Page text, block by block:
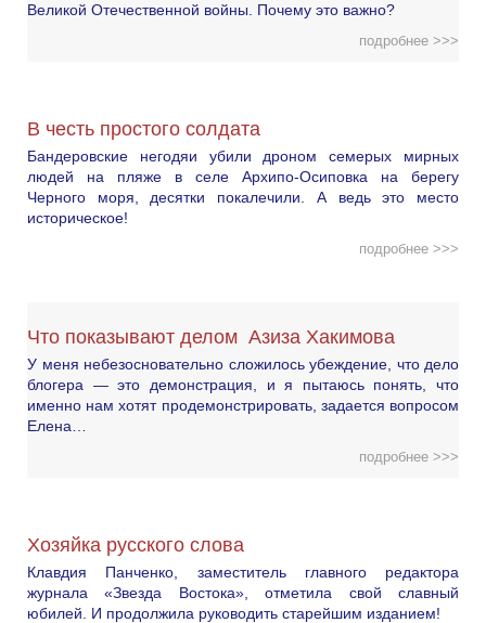
Великой Отечественной войны. Почему это важно?
подробнее >>>
В честь простого солдата
Бандеровские негодяи убили дроном семерых мирных
людей на пляже в селе Архипо-Осиповка на берегу
Черного моря, десятки покалечили. А ведь это место
историческое!
подробнее >>>
Что показывают делом Азиза Хакимова
У меня небезосновательно сложилось убеждение, что дело
блогера — это демонстрация, и я пытаюсь понять, что
именно нам хотят продемонстрировать, задается вопросом
Елена…
подробнее >>>
Хозяйка русского слова
Клавдия Панченко, заместитель главного редактора
журнала «Звезда Востока», отметила свой славный
юбилей. И продолжила руководить старейшим изданием!